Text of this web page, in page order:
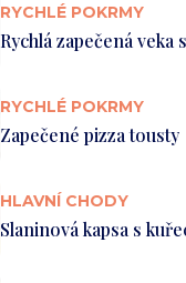
RYCHLÉ POKRMY
Rychlá zapečená veka
RYCHLÉ POKRMY
Zapečené pizza tousty
HLAVNÍ CHODY
Slaninová kapsa s